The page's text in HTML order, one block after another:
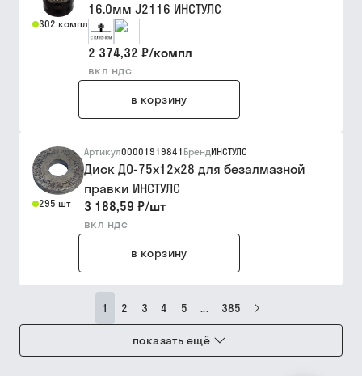
302 компл
16.0мм J2116 ИНСТУЛС
2 374,32 ₽/компл
вкл ндс
в корзину
295 шт
Артикул00001919841 БрендИНСТУЛС
Диск ДО-75х12х28 для безалмазной
правки ИНСТУЛС
3 188,59 ₽/шт
вкл ндс
в корзину
1 2 3 4 5 ... 385
показать ещё